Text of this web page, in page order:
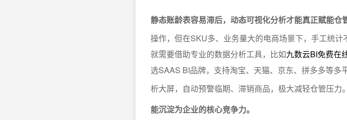
静态账龄表容易滞后，动态可视化分析才能真正赋能仓
操作，但在SKU多、业务量大的电商场景下，手工统
就需要借助专业的数据分析工具，比如九数云BI免费在
选SAAS BI品牌，支持淘宝、天猫、京东、拼多多等多
析大屏，自动预警临期、滞销商品，极大减轻仓管压力。
能沉淀为企业的核心竞争力。